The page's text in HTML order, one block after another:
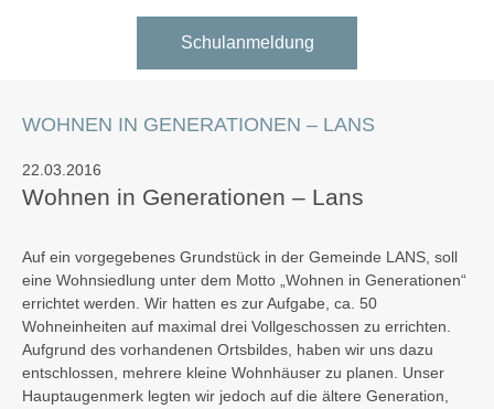
Schulanmeldung
WOHNEN IN GENERATIONEN – LANS
22.03.2016
Wohnen in Generationen – Lans
Auf ein vorgegebenes Grundstück in der Gemeinde LANS, soll
eine Wohnsiedlung unter dem Motto „Wohnen in Generationen“
errichtet werden. Wir hatten es zur Aufgabe, ca. 50
Wohneinheiten auf maximal drei Vollgeschossen zu errichten.
Aufgrund des vorhandenen Ortsbildes, haben wir uns dazu
entschlossen, mehrere kleine Wohnhäuser zu planen. Unser
Hauptaugenmerk legten wir jedoch auf die ältere Generation,